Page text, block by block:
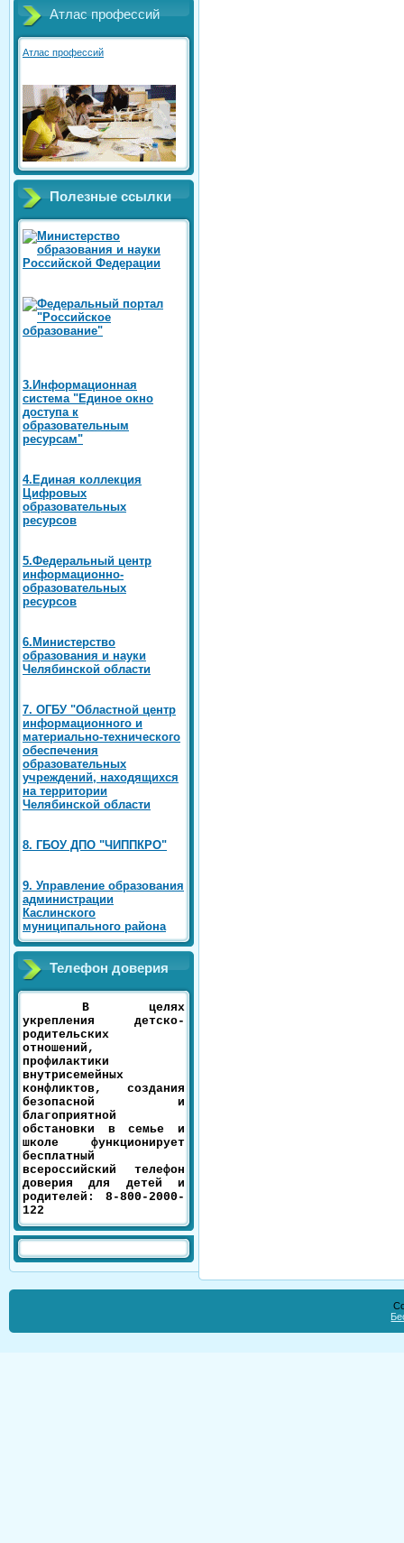
Атлас профессий
Атлас профессий
Полезные ссылки
3.Информационная
система "Единое окно
доступа к
образовательным
ресурсам"
4.Единая коллекция
Цифровых
образовательных
ресурсов
5.Федеральный центр
информационно-
образовательных
ресурсов
6.Министерство
образования и науки
Челябинской области
7. ОГБУ "Областной центр
информационного и
материально-технического
обеспечения
образовательных
учреждений, находящихся
на территории
Челябинской области
8. ГБОУ ДПО "ЧИППКРО"
9. Управление образования
администрации
Каслинского
муниципального района
Телефон доверия
В целях
укрепления детско-
родительских
отношений,
профилактики
внутрисемейных
конфликтов, создания
безопасной и
благоприятной
обстановки в семье и
школе функционирует
бесплатный
всероссийский телефон
доверия для детей и
родителей: 8-800-2000-
122